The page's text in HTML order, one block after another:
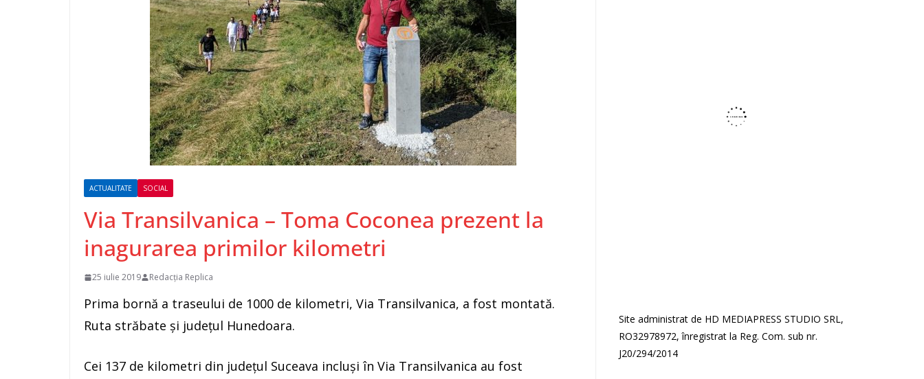
ACTUALITATE SOCIAL
Via Transilvanica – Toma Coconea prezent la
inagurarea primilor kilometri
25 iulie 2019 Redacția Replica
Prima bornă a traseului de 1000 de kilometri, Via Transilvanica, a fost montată.
Ruta străbate și județul Hunedoara.
Cei 137 de kilometri din judeţul Suceava incluşi în Via Transilvanica au fost
Site administrat de HD MEDIAPRESS STUDIO SRL,
RO32978972, înregistrat la Reg. Com. sub nr.
J20/294/2014